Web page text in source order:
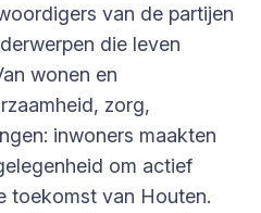
van de partijen
die leven
wonen en
zorg,
inwoners maakten
om actief
toekomst van Houten.